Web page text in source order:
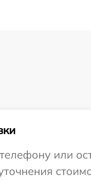
или